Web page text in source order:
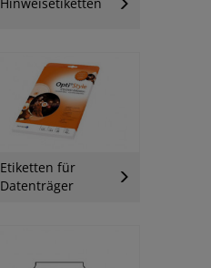
Etiketten für
Datenträger